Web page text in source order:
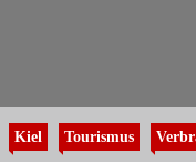
Kiel Tourismus